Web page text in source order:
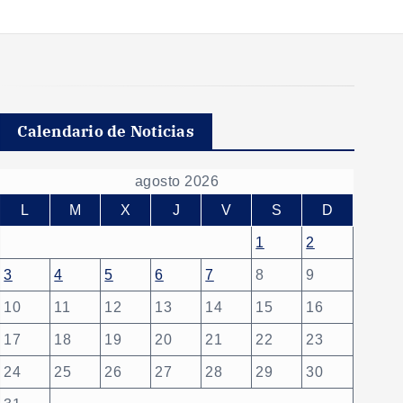
Calendario de Noticias
agosto 2026
L
M X J V S D
1 2
3 4 5 6 7 8 9
10 11 12 13 14 15 16
17 18 19 20 21 22 23
24 25 26 27 28 29 30